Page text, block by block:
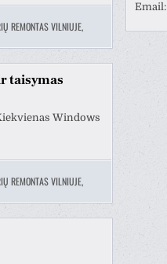
REMONTAS VILNIUJE,
taisymas
Windows
REMONTAS VILNIUJE,
Email: